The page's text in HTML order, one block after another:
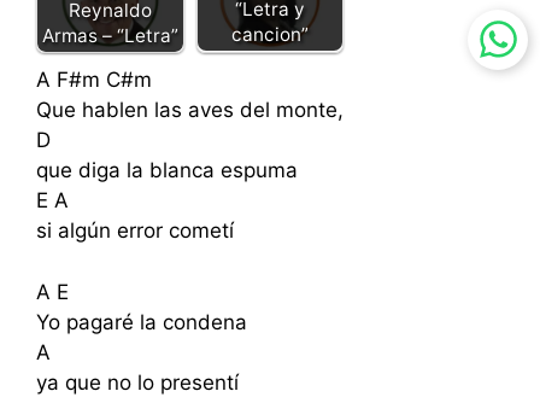
Reynaldo
Armas – “Letra”
“Letra y
cancion”
A F#m C#m
Que hablen las aves del monte,
D
que diga la blanca espuma
E A
si algún error cometí
A E
Yo pagaré la condena
A
ya que no lo presentí